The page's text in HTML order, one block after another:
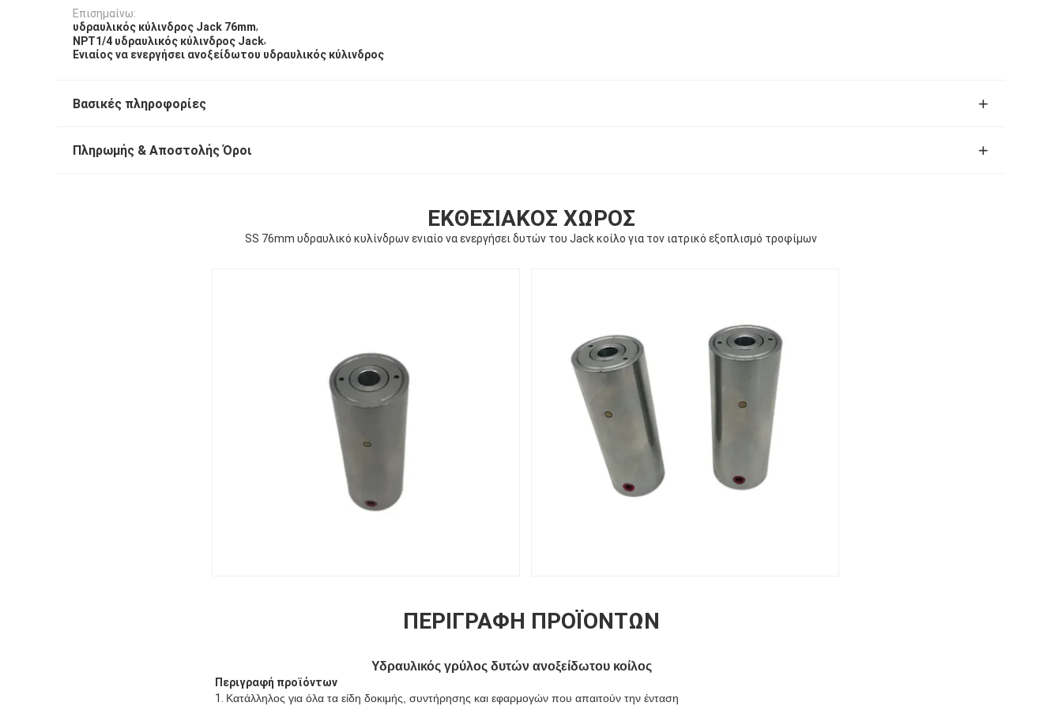
Επισημαίνω:
υδραυλικός κύλινδρος Jack 76mm,
NPT1/4 υδραυλικός κύλινδρος Jack,
Ενιαίος να ενεργήσει ανοξείδωτου υδραυλικός κύλινδρος
Βασικές πληροφορίες
Πληρωμής & Αποστολής Όροι
ΕΚΘΕΣΙΑΚΌΣ ΧΏΡΟΣ
SS 76mm υδραυλικό κυλίνδρων ενιαίο να ενεργήσει δυτών του Jack κοίλο για τον ιατρικό εξοπλισμό τροφίμων
ΠΕΡΙΓΡΑΦΉ ΠΡΟΪΌΝΤΩΝ
Υδραυλικός γρύλος δυτών ανοξείδωτου κοίλος
Περιγραφή προϊόντων
1. Κατάλληλος για όλα τα είδη δοκιμής, συντήρησης και εφαρμογών που απαιτούν την ένταση